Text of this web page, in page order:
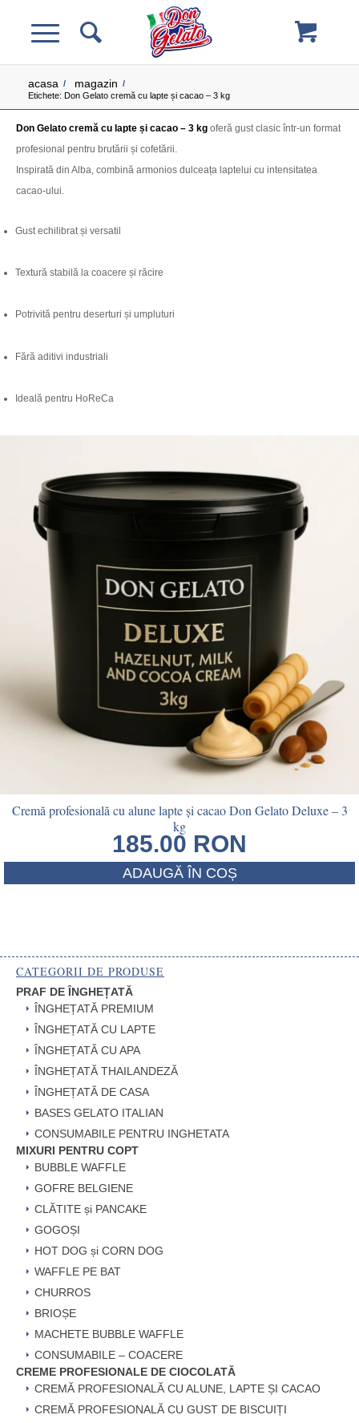
acasa / magazin /
Etichete: Don Gelato cremă cu lapte și cacao – 3 kg
Don Gelato cremă cu lapte și cacao – 3 kg oferă gust clasic într-un format
profesional pentru brutării și cofetării.
Inspirată din Alba, combină armonios dulceața laptelui cu intensitatea
cacao-ului.
Gust echilibrat și versatil
Textură stabilă la coacere și răcire
Potrivită pentru deserturi și umpluturi
Fără aditivi industriali
Ideală pentru HoReCa
Cremă profesională cu alune lapte și cacao Don Gelato Deluxe – 3
kg
185.00 RON
ADAUGĂ ÎN COȘ
CATEGORII DE PRODUSE
PRAF DE ÎNGHEȚATĂ
ÎNGHEȚATĂ PREMIUM
ÎNGHEȚATĂ CU LAPTE
ÎNGHEȚATĂ CU APA
ÎNGHEȚATĂ THAILANDEZĂ
ÎNGHEȚATĂ DE CASA
BASES GELATO ITALIAN
CONSUMABILE PENTRU INGHETATA
MIXURI PENTRU COPT
BUBBLE WAFFLE
GOFRE BELGIENE
CLĂTITE și PANCAKE
GOGOȘI
HOT DOG și CORN DOG
WAFFLE PE BAT
CHURROS
BRIOȘE
MACHETE BUBBLE WAFFLE
CONSUMABILE – COACERE
CREME PROFESIONALE DE CIOCOLATĂ
CREMĂ PROFESIONALĂ CU ALUNE, LAPTE ȘI CACAO
CREMĂ PROFESIONALĂ CU GUST DE BISCUIȚI